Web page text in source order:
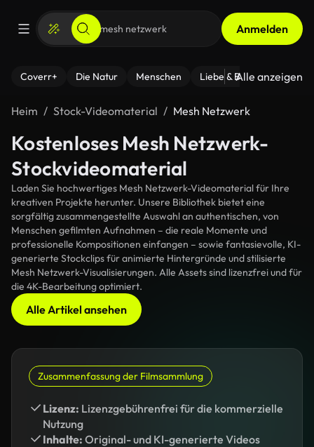
Anmelden
Coverr+ Die Natur Menschen Liebe & Beziehungen
Alle anzeigen
Heim Stock-Videomaterial Mesh Netzwerk
Kostenloses Mesh Netzwerk-
Stockvideomaterial
Laden Sie hochwertiges Mesh Netzwerk-Videomaterial für Ihre
kreativen Projekte herunter. Unsere Bibliothek bietet eine
sorgfältig zusammengestellte Auswahl an authentischen, von
Menschen gefilmten Aufnahmen – die reale Momente und
professionelle Kompositionen einfangen – sowie fantasievolle, KI-
generierte Stockclips für animierte Hintergründe und stilisierte
Mesh Netzwerk-Visualisierungen. Alle Assets sind lizenzfrei und für
die 4K-Bearbeitung optimiert.
Alle Artikel ansehen
Zusammenfassung der Filmsammlung
Lizenz: Lizenzgebührenfrei für die kommerzielle
Nutzung
Inhalte: Original- und KI-generierte Videos